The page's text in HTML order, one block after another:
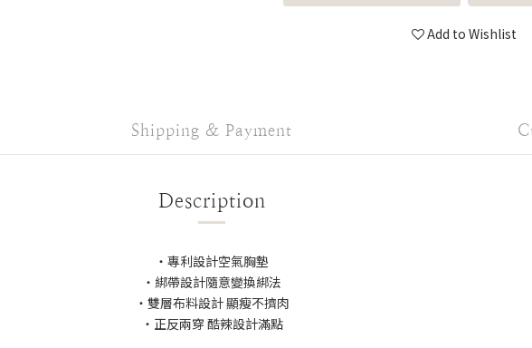
Add to Wishlist
Shipping & Payment
Description
・專利設計空氣胸墊
・綁帶設計隨意變換綁法
・雙層布料設計 顯瘦不擠肉
・正反兩穿 酷辣設計滿點